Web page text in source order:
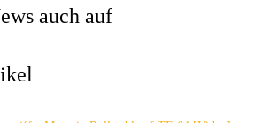
auch auf